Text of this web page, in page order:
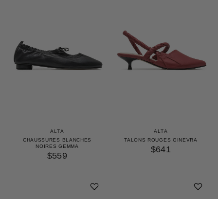
ALTA
CHAUSSURES BLANCHES
NOIRES GEMMA
$559
ALTA
TALONS ROUGES GINEVRA
$641